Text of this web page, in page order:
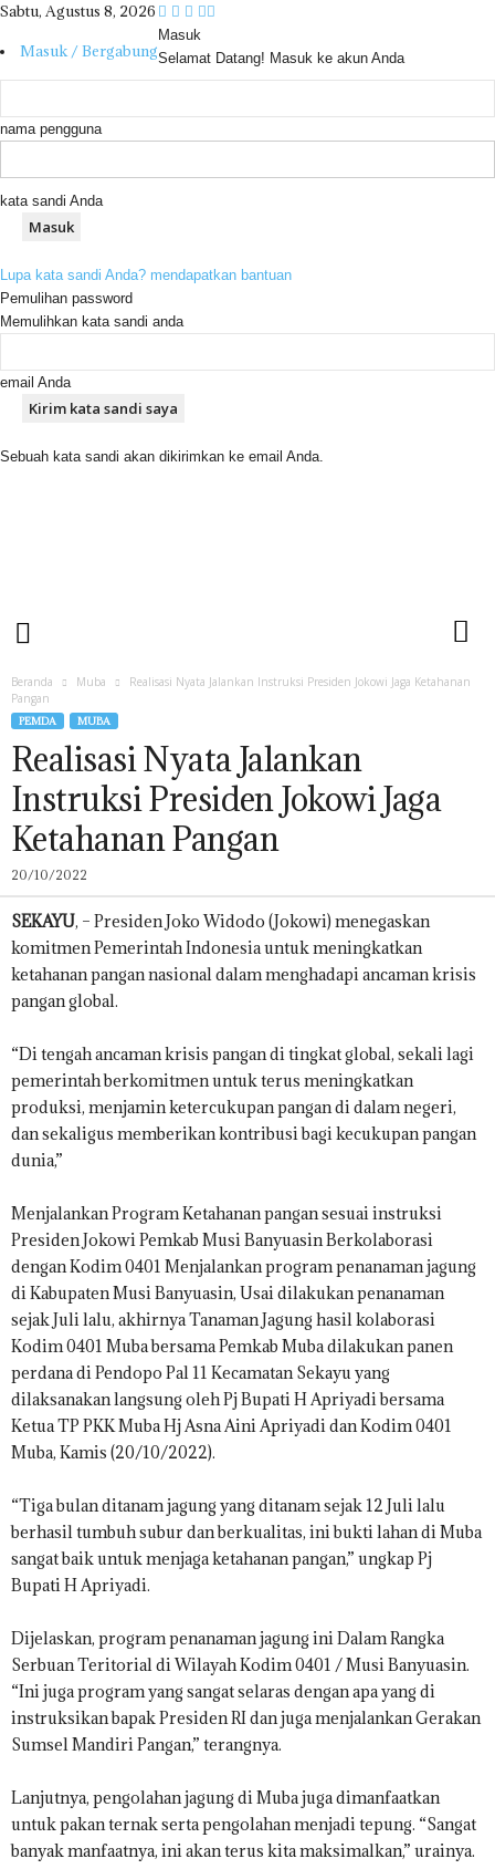
Sabtu, Agustus 8, 2026
Masuk / Bergabung
Masuk
Selamat Datang! Masuk ke akun Anda
nama pengguna
kata sandi Anda
Lupa kata sandi Anda? mendapatkan bantuan
Pemulihan password
Memulihkan kata sandi anda
email Anda
Sebuah kata sandi akan dikirimkan ke email Anda.
Beranda Muba
Realisasi Nyata Jalankan Instruksi Presiden Jokowi Jaga Ketahanan
Pangan
PEMDA MUBA
Realisasi Nyata Jalankan
Instruksi Presiden Jokowi Jaga
Ketahanan Pangan
20/10/2022
SEKAYU, – Presiden Joko Widodo (Jokowi) menegaskan
komitmen Pemerintah Indonesia untuk meningkatkan
ketahanan pangan nasional dalam menghadapi ancaman krisis
pangan global.
“Di tengah ancaman krisis pangan di tingkat global, sekali lagi
pemerintah berkomitmen untuk terus meningkatkan
produksi, menjamin ketercukupan pangan di dalam negeri,
dan sekaligus memberikan kontribusi bagi kecukupan pangan
dunia,”
Menjalankan Program Ketahanan pangan sesuai instruksi
Presiden Jokowi Pemkab Musi Banyuasin Berkolaborasi
dengan Kodim 0401 Menjalankan program penanaman jagung
di Kabupaten Musi Banyuasin, Usai dilakukan penanaman
sejak Juli lalu, akhirnya Tanaman Jagung hasil kolaborasi
Kodim 0401 Muba bersama Pemkab Muba dilakukan panen
perdana di Pendopo Pal 11 Kecamatan Sekayu yang
dilaksanakan langsung oleh Pj Bupati H Apriyadi bersama
Ketua TP PKK Muba Hj Asna Aini Apriyadi dan Kodim 0401
Muba, Kamis (20/10/2022).
“Tiga bulan ditanam jagung yang ditanam sejak 12 Juli lalu
berhasil tumbuh subur dan berkualitas, ini bukti lahan di Muba
sangat baik untuk menjaga ketahanan pangan,” ungkap Pj
Bupati H Apriyadi.
Dijelaskan, program penanaman jagung ini Dalam Rangka
Serbuan Teritorial di Wilayah Kodim 0401 / Musi Banyuasin.
“Ini juga program yang sangat selaras dengan apa yang di
instruksikan bapak Presiden RI dan juga menjalankan Gerakan
Sumsel Mandiri Pangan,” terangnya.
Lanjutnya, pengolahan jagung di Muba juga dimanfaatkan
untuk pakan ternak serta pengolahan menjadi tepung. “Sangat
banyak manfaatnya, ini akan terus kita maksimalkan,” urainya.